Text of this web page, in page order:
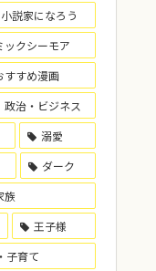
小説家になろう
ックシーモア
すすめ漫画
政治・ビジネス
溺愛
ダーク
族
王子様
子育て